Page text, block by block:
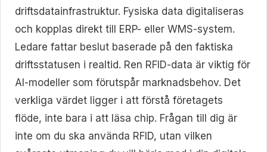
driftsdatainfrastruktur. Fysiska data digitaliseras
och kopplas direkt till ERP- eller WMS-system.
Ledare fattar beslut baserade på den faktiska
driftsstatusen i realtid. Ren RFID-data är viktig för
AI-modeller som förutspår marknadsbehov. Det
verkliga värdet ligger i att förstå företagets
flöde, inte bara i att läsa chip. Frågan till dig är
inte om du ska använda RFID, utan vilken